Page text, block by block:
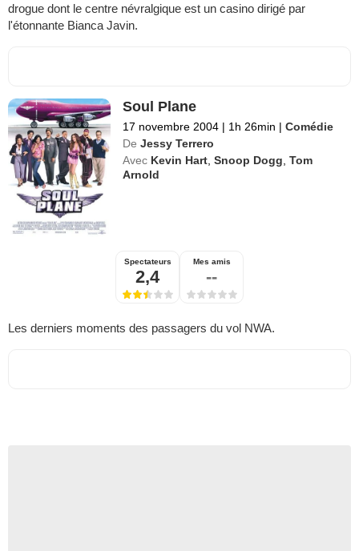
drogue dont le centre névralgique est un casino dirigé par
l'étonnante Bianca Javin.
Soul Plane
17 novembre 2004 | 1h 26min | Comédie
De Jessy Terrero
Avec Kevin Hart ,Snoop Dogg ,Tom
Arnold
Spectateurs
2,4
Mes amis
--
Les derniers moments des passagers du vol NWA.